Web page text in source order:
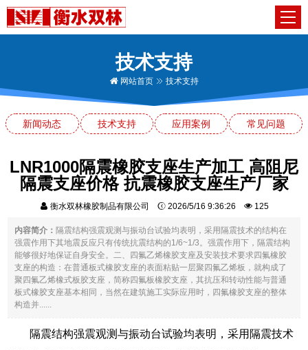
技术支持
网站首页 技术支持
新闻动态 技术支持 应用案例 常见问题
LNR1000隔震橡胶支座生产加工 高阻尼
隔震支座价格 抗震橡胶支座生产厂家
衡水双林橡胶制品有限公司 2026/5/16 9:36:26 125
内容简介：隔震结构强震观测与振动台试验均表明，采用隔震技术的结构在
强震作用下其地震反应只有传统抗震结构的1/6~1/3。强震作用下，隔震结构
能够很好地保证自身安全。二、四氟乙烯橡胶支座及安装技术要求四氟橡胶
支座的构造：在普通板式橡胶支座的表面粘贴一层聚四氟乙烯板，就构成了
聚四氟乙烯橡式板胶支座，简称四氟板橡胶支座，其抗压和转动性能与普通
板式橡胶支座基本相同，当然在建筑施工实际应用时，四氟橡胶支座的整体
构造并......
隔震结构强震观测与振动台试验均表明，采用隔震技术